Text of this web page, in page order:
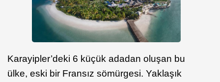
Karayipler’deki 6 küçük adadan oluşan bu
ülke, eski bir Fransız sömürgesi. Yaklaşık